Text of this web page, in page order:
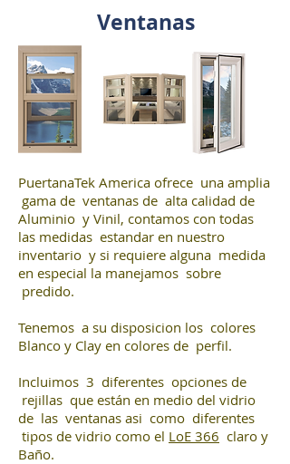
Ventanas
PuertanaTek America ofrece una amplia
gama de ventanas de alta calidad de
Aluminio y Vinil, contamos con todas
las medidas estandar en nuestro
inventario y si requiere alguna medida
en especial la manejamos sobre
predido.
Tenemos a su disposicion los colores
Blanco y Clay en colores de perfil.
Incluimos 3 diferentes opciones de
rejillas que están en medio del vidrio
de las ventanas asi como diferentes
tipos de vidrio como el LoE 366 claro y
Baño.